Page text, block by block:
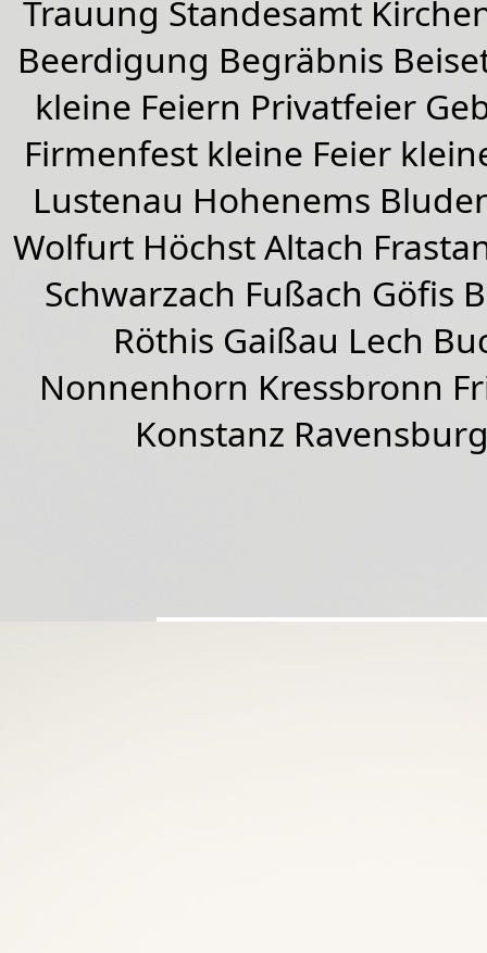
Trauung Standesamt
Beerdigung Begräbnis
kleine Feiern Privatfeier
Firmenfest kleine Feier
Lustenau Hohenems
Wolfurt HöchstAltach
Schwarzach Fußach Göfis
Röthis Gaißau Lech
Nonnenhorn Kressbronn
Konstanz